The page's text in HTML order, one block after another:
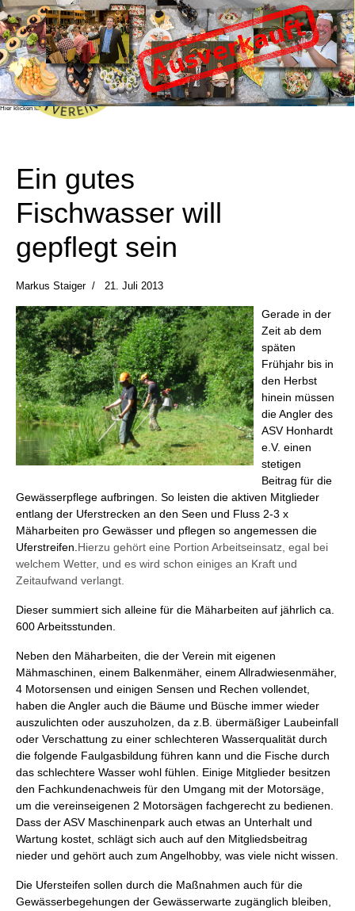
Fischessen 2026
Das beliebte und bekannte Fischessen des
Angelsportvereine Honhardt e.V. findet dieses
Jahr am Samstag, den 24.10.2026 in der
Sandberghalle in Honhardt statt.
Das Fischessen ist bereits ausverlauft!
Sie können sich mit Hilfe des "Benachrichtigen
Sie mich!" Buttons im Bestellformular in eine
Warteliste eintragen, sollten noch Karten
verfügbar werden, erhalten Sie eine
Benachrichtigung.
Wir wünschen allen Gästen einen schönen und
unterhaltsamen Abend!
Hier klicken für mehr Info!
Ein gutes
Fischwasser will
gepflegt sein
Markus Staiger 21. Juli 2013
Gerade in der
Zeit ab dem
späten
Frühjahr bis in
den Herbst
hinein müssen
die Angler des
ASV Honhardt
e.V. einen
stetigen
Beitrag für die
Gewässerpflege aufbringen. So leisten die aktiven Mitglieder
entlang der Uferstrecken an den Seen und Fluss 2-3 x
Mäharbeiten pro Gewässer und pflegen so angemessen die
Uferstreifen.Hierzu gehört eine Portion Arbeitseinsatz, egal bei
welchem Wetter, und es wird schon einiges an Kraft und
Zeitaufwand verlangt.
Dieser summiert sich alleine für die Mäharbeiten auf jährlich ca.
600 Arbeitsstunden.
Neben den Mäharbeiten, die der Verein mit eigenen
Mähmaschinen, einem Balkenmäher, einem Allradwiesenmäher,
4 Motorsensen und einigen Sensen und Rechen vollendet,
haben die Angler auch die Bäume und Büsche immer wieder
auszulichten oder auszuholzen, da z.B. übermäßiger Laubeinfall
oder Verschattung zu einer schlechteren Wasserqualität durch
die folgende Faulgasbildung führen kann und die Fische durch
das schlechtere Wasser wohl fühlen. Einige Mitglieder besitzen
den Fachkundenachweis für den Umgang mit der Motorsäge,
um die vereinseigenen 2 Motorsägen fachgerecht zu bedienen.
Dass der ASV Maschinenpark auch etwas an Unterhalt und
Wartung kostet, schlägt sich auch auf den Mitgliedsbeitrag
nieder und gehört auch zum Angelhobby, was viele nicht wissen.
Die Ufersteifen sollen durch die Maßnahmen auch für die
Gewässerbegehungen der Gewässerwarte zugänglich bleiben,